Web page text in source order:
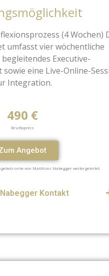
(4 Wochen)
umfasst vier wöchentliche
Executive-
eine Live-Online-
Integration.
490 €
Bruttopreis
Angebot
von Matthias Nabegger weitergeleitet.
Kontakt